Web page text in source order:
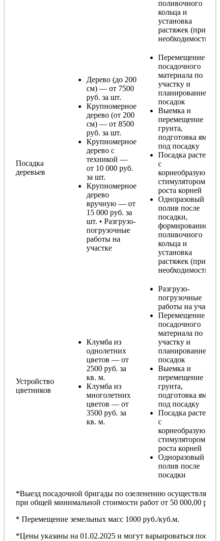
поливочного
кольца и
установка
растяжек (при
необходимости)
Посадка
деревьев
Дерево (до 200
см) — от 7500
руб. за шт.
Крупномерное
дерево (от 200
см) — от 8500
руб. за шт.
Крупномерное
дерево с
техникой —
от 10 000 руб.
за шт.
Крупномерное
дерево
вручную — от
15 000 руб. за
шт. • Разгрузо-
погрузочные
работы на
участке
Перемещение
посадочного
материала по
участку и
планирование
посадок
Выемка и
перемещение
грунта,
подготовка ямы
под посадку
Посадка растения
с
корнеобразующим
стимулятором
роста корней
Одноразовый
полив после
посадки,
формирование
поливочного
кольца и
установка
растяжек (при
необходимости)
Устройство
цветников
Клумба из
однолетних
цветов — от
2500 руб. за
кв. м.
Клумба из
многолетних
цветов — от
3500 руб. за
кв. м.
Разгрузо-
погрузочные
работы на участке
Перемещение
посадочного
материала по
участку и
планирование
посадок
Выемка и
перемещение
грунта,
подготовка ямы
под посадку
Посадка растений
с
корнеобразующим
стимулятором
роста корней
Одноразовый
полив после
посадки
*Выезд посадочной бригады по озеленению осуществляется
при общей минимальной стоимости работ от 50 000,00 руб.
* Перемещение земельных масс 1000 руб./куб.м.
*Цены указаны на 01.02.2025 и могут варьироваться после